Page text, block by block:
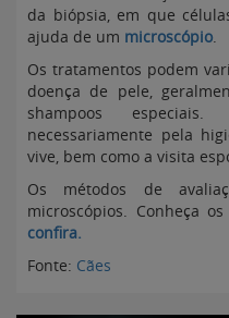
da biópsia, em que
ajuda de um microscópio.
Os tratamentos podem
doença de pele,
shampoos
necessariamente pela
vive, bem como a visita
Os métodos de
microscópios. Conheça
confira.
Fonte: Cães